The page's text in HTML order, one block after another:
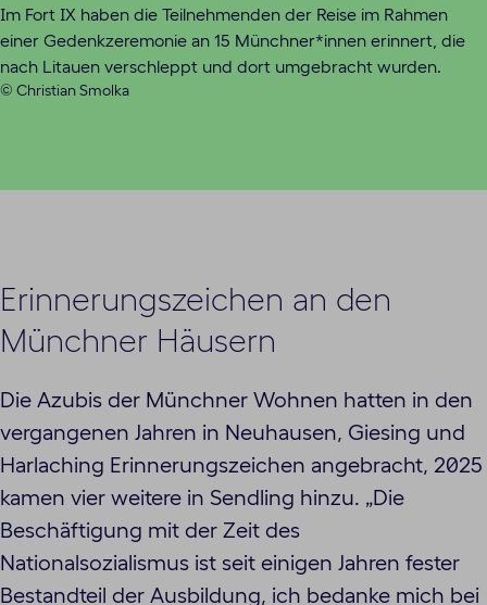
Im Fort IX haben die Teilnehmenden der Reise im Rahmen
einer Gedenkzeremonie an 15 Münchner*innen erinnert, die
nach Litauen verschleppt und dort umgebracht wurden.
© Christian Smolka
Erinnerungszeichen an den
Münchner Häusern
Die Azubis der Münchner Wohnen hatten in den
vergangenen Jahren in Neuhausen, Giesing und
Harlaching Erinnerungszeichen angebracht, 2025
kamen vier weitere in Sendling hinzu. „Die
Beschäftigung mit der Zeit des
Nationalsozialismus ist seit einigen Jahren fester
Bestandteil der Ausbildung, ich bedanke mich bei